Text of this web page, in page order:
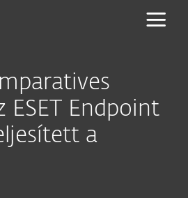
ESET Endpoint
a